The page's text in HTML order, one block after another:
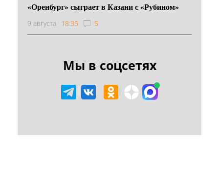
«Оренбург» сыграет в Казани с «Рубином»
9 августа 18:35 5
Мы в соцсетях